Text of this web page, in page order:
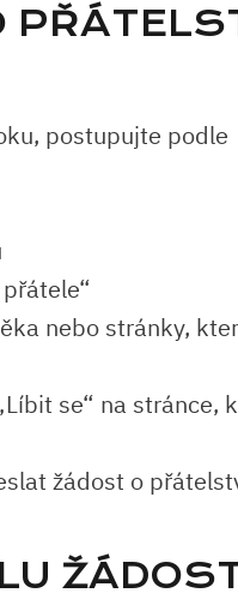
postupujte podle
nebo stránky,
se“ na stránce,
žádost o